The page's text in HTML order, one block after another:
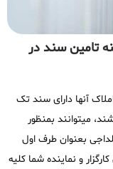
تامین سند در
آنها دارای سند تک
میتوانند بمنظور
بعنوان طرف اول
و نماینده شما کلیه